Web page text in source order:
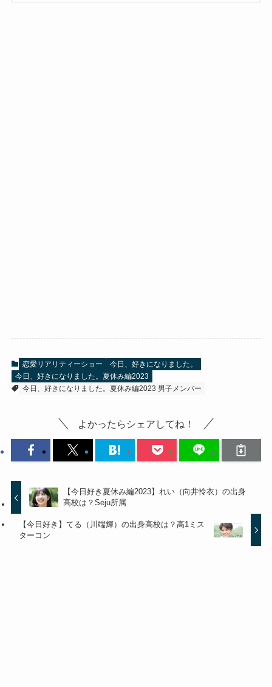
恋愛リアリティーショー
今日、好きになりました。
今日、好きになりました。夏休み編2023
今日、好きになりました。夏休み編2023 男子メンバー
よかったらシェアしてね！
【今日好き夏休み編2023】れい（向井怜衣）の出身
高校は？Seju所属
【今日好き】てる（川端輝）の出身高校は？高1ミス
ターコン